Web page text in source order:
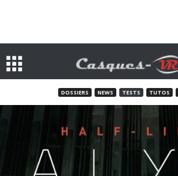
DOSSIERS NEWS TESTS TUTOS